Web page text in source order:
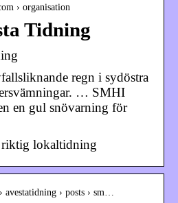
› organisation
Tidning
regn i sydöstra
… SMHI
en gul snövarning för
riktig lokaltidning
› posts › sm…